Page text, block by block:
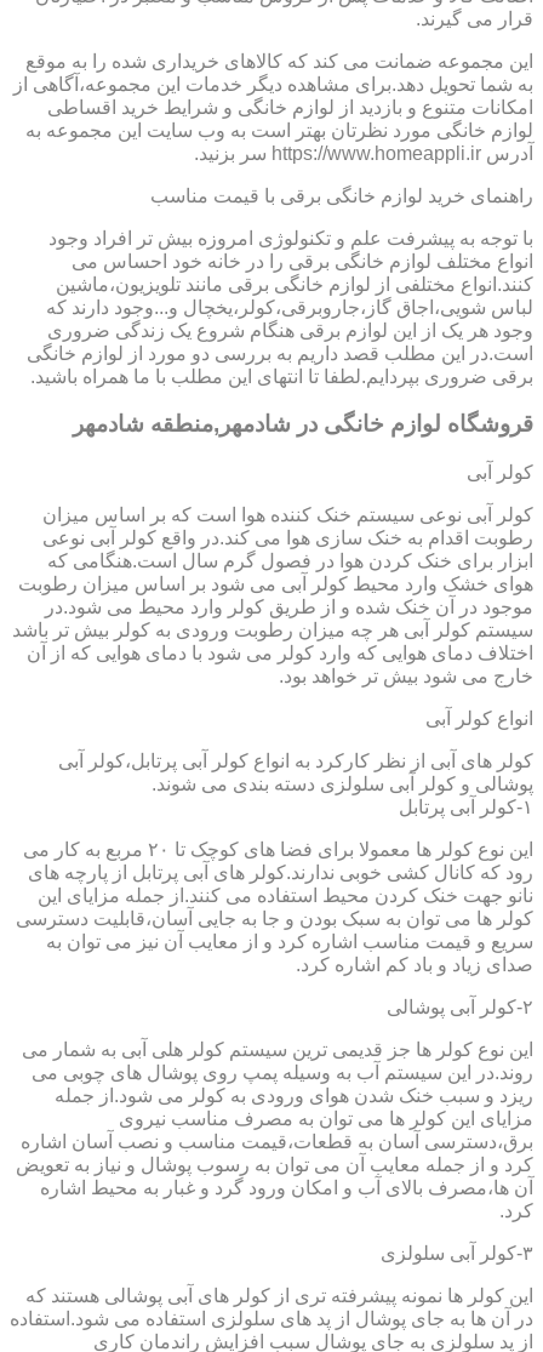
قرار می گیرند.
این مجموعه ضمانت می کند که کالاهای خریداری شده را به موقع
به شما تحویل دهد.برای مشاهده دیگر خدمات این مجموعه،آگاهی از
امکانات متنوع و بازدید از لوازم خانگی و شرایط خرید اقساطی
لوازم خانگی مورد نظرتان بهتر است به وب سایت این مجموعه به
آدرس https://www.homeappli.ir سر بزنید.
راهنمای خرید لوازم خانگی برقی با قیمت مناسب
با توجه به پیشرفت علم و تکنولوژی امروزه بیش تر افراد وجود
انواع مختلف لوازم خانگی برقی را در خانه خود احساس می
کنند.انواع مختلفی از لوازم خانگی برقی مانند تلویزیون،ماشین
لباس شویی،اجاق گاز،جاروبرقی،کولر،یخچال و...وجود دارند که
وجود هر یک از این لوازم برقی هنگام شروع یک زندگی ضروری
است.در این مطلب قصد داریم به بررسی دو مورد از لوازم خانگی
برقی ضروری بپردایم.لطفا تا انتهای این مطلب با ما همراه باشید.
قروشگاه لوازم خانگی در شادمهر,منطقه شادمهر
کولر آبی
کولر آبی نوعی سیستم خنک کننده هوا است که بر اساس میزان
رطوبت اقدام به خنک سازی هوا می کند.در واقع کولر آبی نوعی
ابزار برای خنک کردن هوا در فصول گرم سال است.هنگامی که
هوای خشک وارد محیط کولر آبی می شود بر اساس میزان رطوبت
موجود در آن خنک شده و از طریق کولر وارد محیط می شود.در
سیستم کولر آبی هر چه میزان رطوبت ورودی به کولر بیش تر باشد
اختلاف دمای هوایی که وارد کولر می شود با دمای هوایی که از آن
خارج می شود بیش تر خواهد بود.
انواع کولر آبی
کولر های آبی از نظر کارکرد به انواع کولر آبی پرتابل،کولر آبی
پوشالی و کولر آبی سلولزی دسته بندی می شوند.
۱-کولر آبی پرتابل
این نوع کولر ها معمولا برای فضا های کوچک تا ۲۰ مربع به کار می
رود که کانال کشی خوبی ندارند.کولر های آبی پرتابل از پارچه های
نانو جهت خنک کردن محیط استفاده می کنند.از جمله مزایای این
کولر ها می توان به سبک بودن و جا به جایی آسان،قابلیت دسترسی
سریع و قیمت مناسب اشاره کرد و از معایب آن نیز می توان به
صدای زیاد و باد کم اشاره کرد.
۲-کولر آبی پوشالی
این نوع کولر ها جز قدیمی ترین سیستم کولر هلی آبی به شمار می
روند.در این سیستم آب به وسیله پمپ روی پوشال های چوبی می
ریزد و سبب خنک شدن هوای ورودی به کولر می شود.از جمله
مزایای این کولر ها می توان به مصرف مناسب نیروی
برق،دسترسی آسان به قطعات،قیمت مناسب و نصب آسان اشاره
کرد و از جمله معایب آن می توان به رسوب پوشال و نیاز به تعویض
آن ها،مصرف بالای آب و امکان ورود گرد و غبار به محیط اشاره
کرد.
۳-کولر آبی سلولزی
این کولر ها نمونه پیشرفته تری از کولر های آبی پوشالی هستند که
در آن ها به جای پوشال از پد های سلولزی استفاده می شود.استفاده
از پد سلولزی به جای پوشال سبب افزایش راندمان کاری